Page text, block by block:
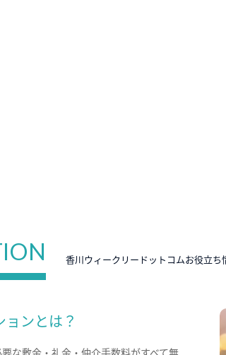
香川ウィークリードットコムお役立ち
ンとは？
な敷金・礼金・仲介手数料がすべて無